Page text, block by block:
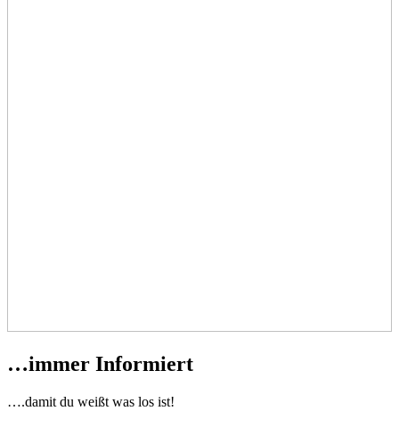
…immer Informiert
….damit du weißt was los ist!